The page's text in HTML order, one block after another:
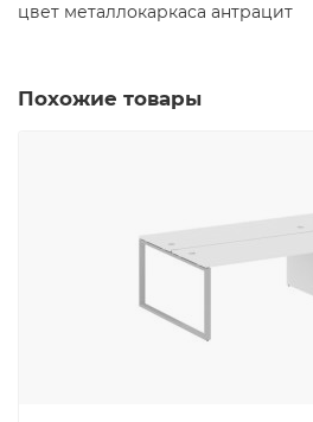
цвет металлокаркаса антрацит
Похожие товары